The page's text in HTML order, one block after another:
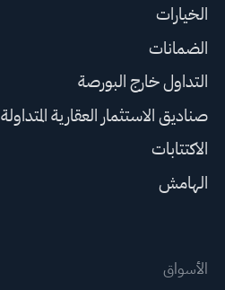
الخيارات
الضمانات
التداول خارج البورصة
صناديق الاستثمار العقارية المتداولة
الاكتتابات
الهامش
الأسواق